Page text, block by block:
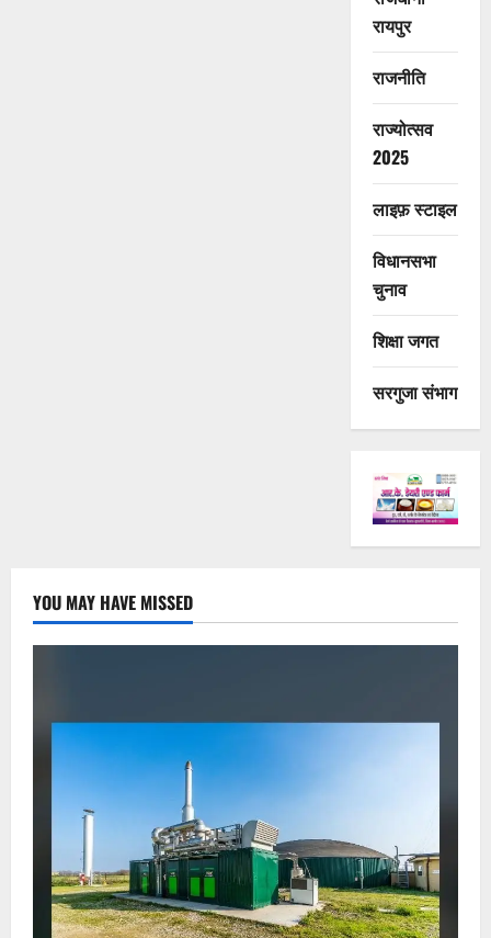
रायपुर
राजनीति
राज्योत्सव
2025
लाइफ़ स्टाइल
विधानसभा
चुनाव
शिक्षा जगत
सरगुजा संभाग
YOU MAY HAVE MISSED